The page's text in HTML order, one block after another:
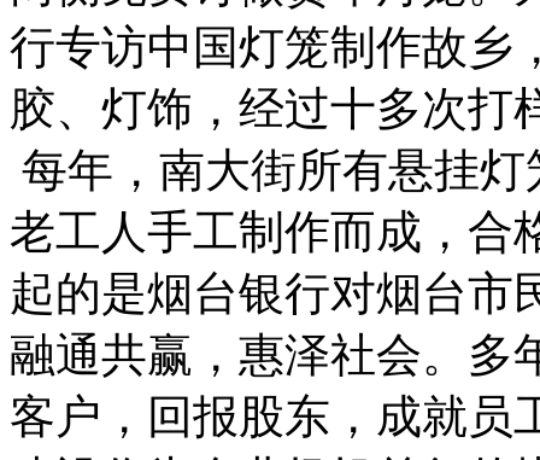
行专访中国灯笼制作故乡
胶、灯饰，经过十多次打
每年，南大街所有悬挂
老工人手工制作而成，合
起的是烟台银行对烟台市
融通共赢，惠泽社会。多
客户，回报股东，成就员